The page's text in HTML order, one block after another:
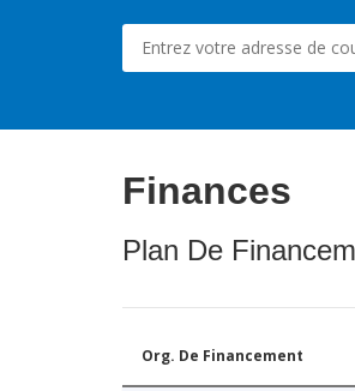
Finances
Plan De
Org. De Financement